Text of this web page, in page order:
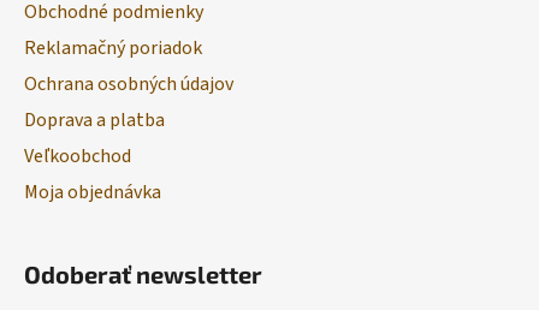
Obchodné podmienky
Reklamačný poriadok
Ochrana osobných údajov
Doprava a platba
Veľkoobchod
Moja objednávka
Odoberať newsletter